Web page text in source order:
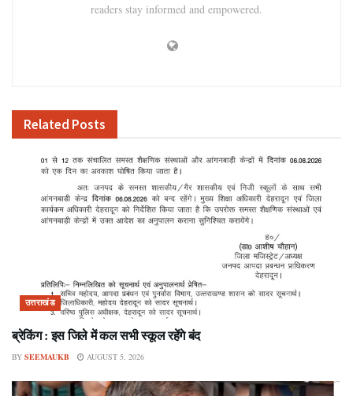
readers stay informed and empowered.
Related Posts
उत्तराखंड
ब्रेकिंग : इस जिले में कल सभी स्कूल रहेंगे बंद
BY SEEMAUKB AUGUST 5, 2026